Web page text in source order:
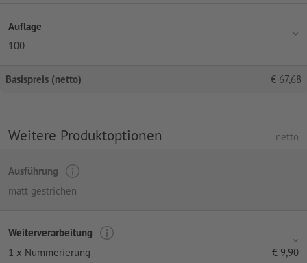
Auflage
100
Basispreis (netto) € 67,68
Weitere Produktoptionen netto
Ausführung
matt gestrichen
Weiterverarbeitung
1 x Nummerierung
€ 9,90